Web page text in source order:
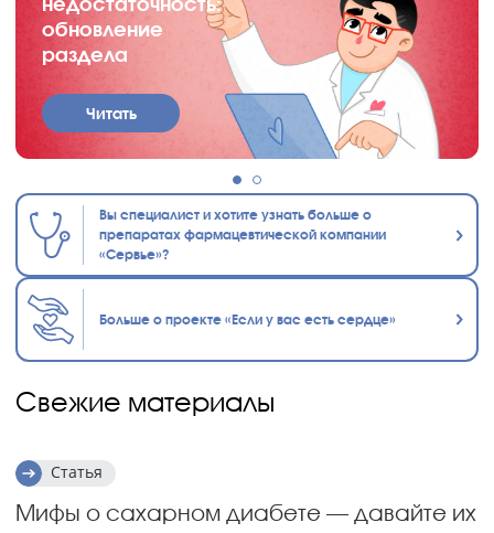
обновление
раздела
Читать
Вы специалист и хотите узнать больше о
препаратах фармацевтической компании
«Сервье»?
Больше о проекте «Если у вас есть сердце»
Свежие материалы
Статья
Мифы о сахарном диабете — давайте их